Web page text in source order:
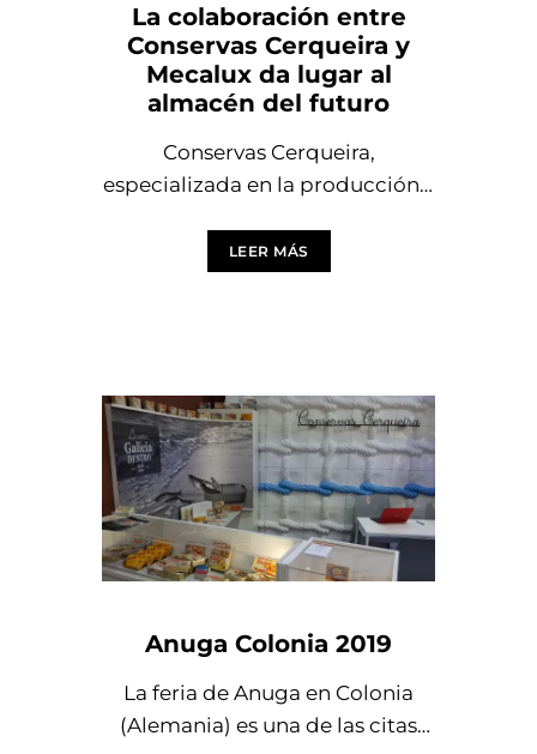
La colaboración entre
Conservas Cerqueira y
Mecalux da lugar al
almacén del futuro
Conservas Cerqueira,
especializada en la producción y
de pescado y marisco, ha
instalado en su nueva planta
LEER MÁS
Anuga Colonia 2019
La feria de Anuga en Colonia
(Alemania) es una de las citas